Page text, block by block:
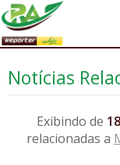
Notícias
Exibindo de
relacionadas a